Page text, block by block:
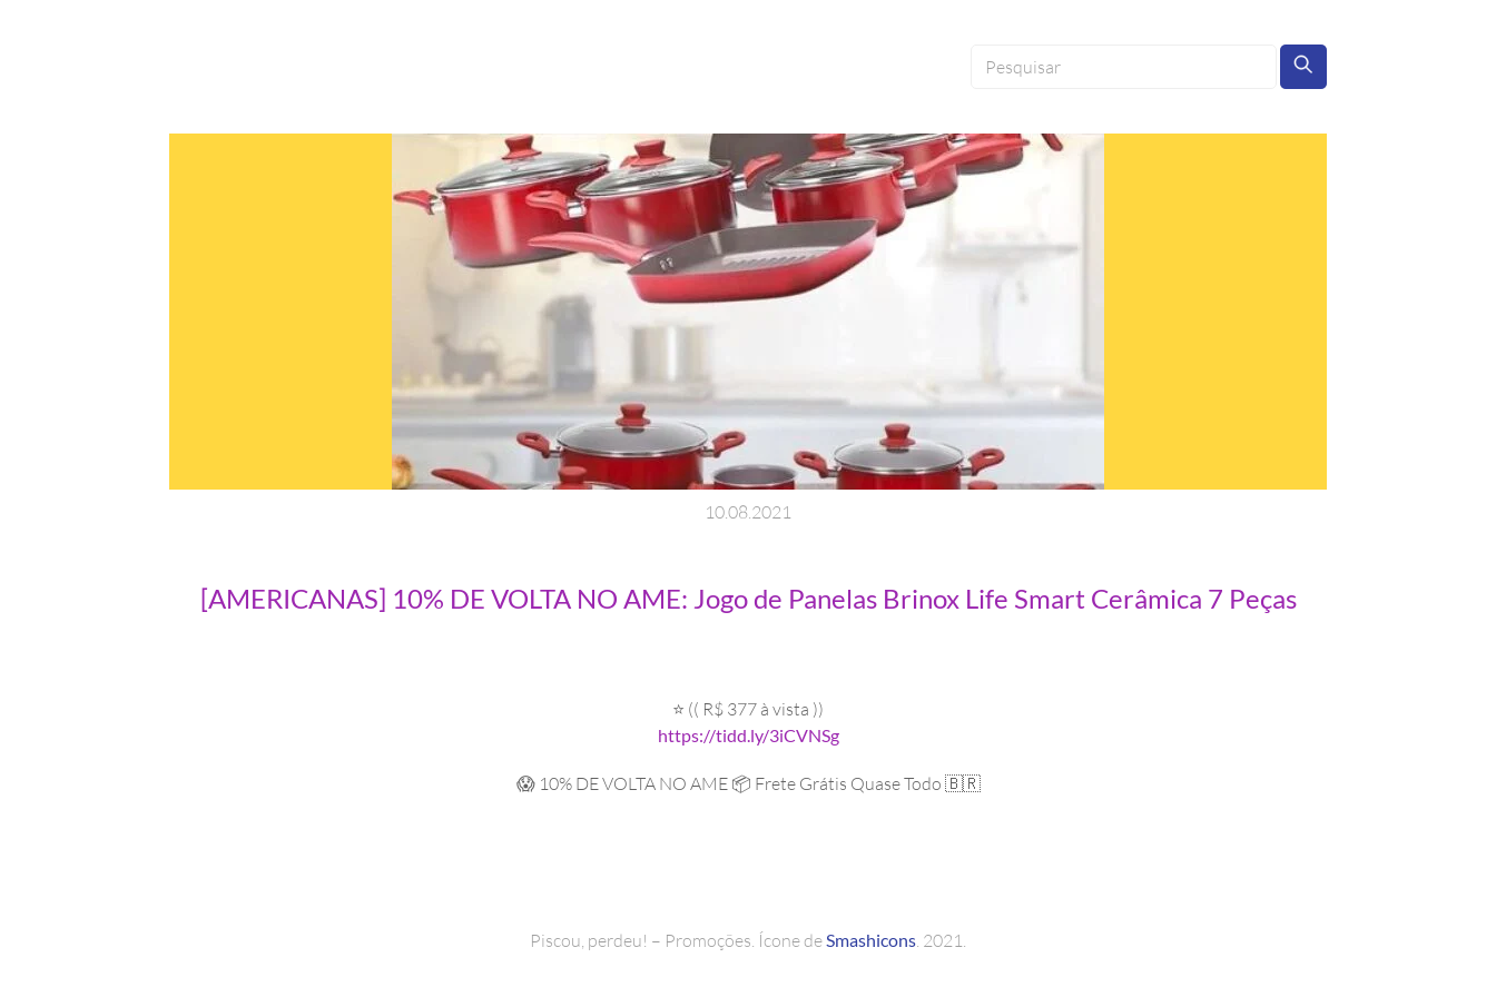
10.08.2021
[AMERICANAS] 10% DE VOLTA NO AME: Jogo de Panelas Brinox Life Smart Cerâmica 7 Peças
⭐ (( R$ 377 à vista ))
https://tidd.ly/3iCVNSg
😱 10% DE VOLTA NO AME 📦 Frete Grátis Quase Todo 🇧🇷
Piscou, perdeu! – Promoções. Ícone deSmashicons. 2021.